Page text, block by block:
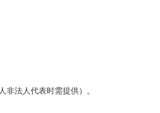
非法人代表时需提供）。